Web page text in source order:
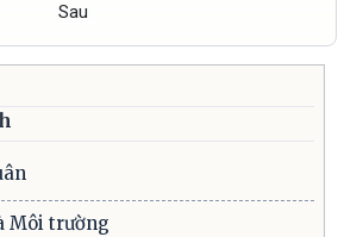
Sau
Môi trường